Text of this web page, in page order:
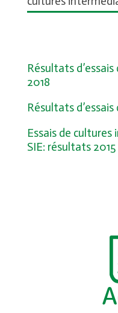
Résultats
2018
Résultats
Essais de
SIE: résultats 2015